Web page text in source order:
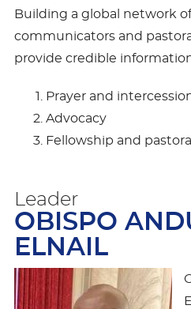
Building a global network
communicators and
provide credible
Prayer and
Advocacy
Fellowship and
Leader
OBISPO
ELNAIL